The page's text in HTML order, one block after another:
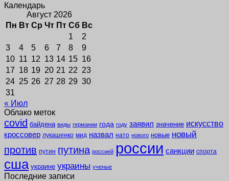
Календарь
Август 2026
Пн Вт Ср Чт Пт Сб Вс
1
2
3
4 5 6 7 8
9
10 11 12 13 14 15 16
17 18 19 20 21 22 23
24 25 26 27 28 29 30
31
« Июл
Облако меток
covid байдена виды германии года году заявил значение искусство
кроссовер лукашенко мид назвал нато нового новые новый
против путин путина россией россии санкции спорта
сша украине украины ученые
Последние записи